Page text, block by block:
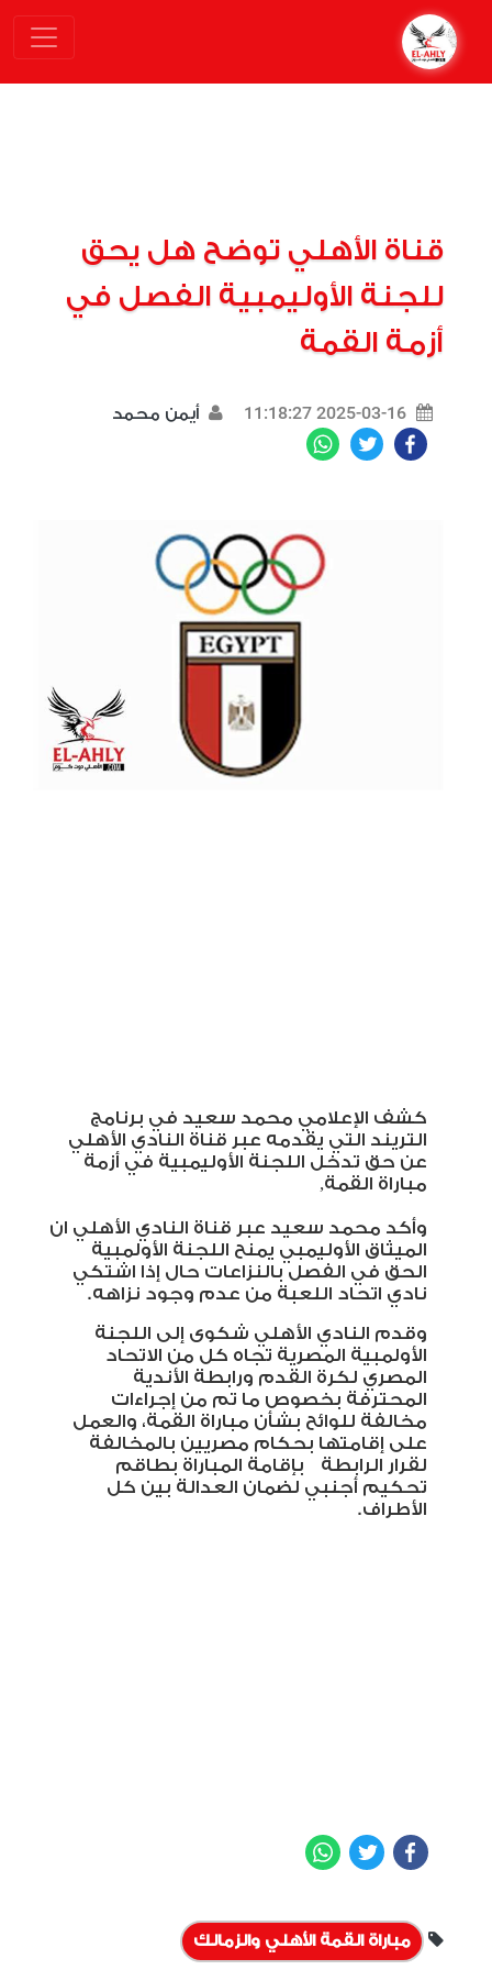
قناة الأهلي توضح هل يحق
للجنة الأوليمبية الفصل في
أزمة القمة
2025-03-16 11:18:27 أيمن محمد
Facebook
Twitter
كشف الإعلامي محمد سعيد في برنامج
التريند التي يقدمه عبر قناة النادي الأهلي
عن حق تدخل اللجنة الأوليمبية في أزمة
مباراة القمة,
وأكد محمد سعيد عبر قناة النادي الأهلي ان
الميثاق الأوليمبي يمنح اللجنة الأولمبية
الحق في الفصل بالنزاعات حال إذا اشتكي
نادي اتحاد اللعبة من عدم وجود نزاهه.
وقدم النادي الأهلي شكوى إلى اللجنة
الأولمبية المصرية تجاه كل من الاتحاد
المصري لكرة القدم ورابطة الأندية
المحترفة بخصوص ما تم من إجراءات
مخالفة للوائح بشأن مباراة القمة، والعمل
على إقامتها بحكام مصريين بالمخالفة
لقرار الرابطة
بإقامة المباراة بطاقم
تحكيم أجنبي لضمان العدالة بين كل
الأطراف.
Facebook
Twitter
مباراة القمة الأهلي والزمالك